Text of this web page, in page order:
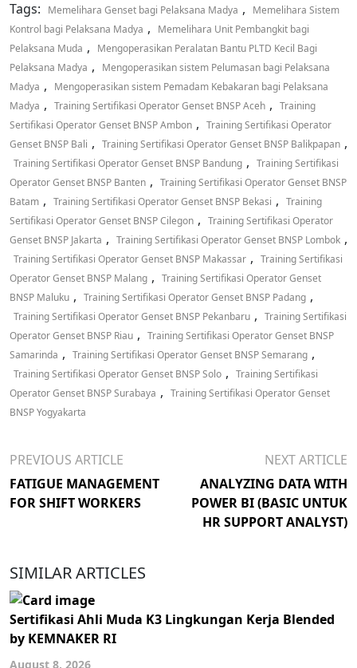
Tags: Memelihara Genset bagi Pelaksana Madya ,
Memelihara Sistem
Kontrol bagi Pelaksana Madya ,
Memelihara Unit Pembangkit bagi
Pelaksana Muda ,
Mengoperasikan Peralatan Bantu PLTD Kecil Bagi
Pelaksana Madya ,
Mengoperasikan sistem Pelumasan bagi Pelaksana
Madya ,
Mengoperasikan sistem Pemadam Kebakaran bagi Pelaksana
Madya , Training Sertifikasi Operator Genset BNSP Aceh , Training
Sertifikasi Operator Genset BNSP Ambon , Training Sertifikasi Operator
Genset BNSP Bali , Training Sertifikasi Operator Genset BNSP Balikpapan ,
Training Sertifikasi Operator Genset BNSP Bandung , Training Sertifikasi
Operator Genset BNSP Banten , Training Sertifikasi Operator Genset BNSP
Batam , Training Sertifikasi Operator Genset BNSP Bekasi , Training
Sertifikasi Operator Genset BNSP Cilegon , Training Sertifikasi Operator
Genset BNSP Jakarta , Training Sertifikasi Operator Genset BNSP Lombok ,
Training Sertifikasi Operator Genset BNSP Makassar , Training Sertifikasi
Operator Genset BNSP Malang , Training Sertifikasi Operator Genset
BNSP Maluku , Training Sertifikasi Operator Genset BNSP Padang ,
Training Sertifikasi Operator Genset BNSP Pekanbaru , Training Sertifikasi
Operator Genset BNSP Riau , Training Sertifikasi Operator Genset BNSP
Samarinda , Training Sertifikasi Operator Genset BNSP Semarang ,
Training Sertifikasi Operator Genset BNSP Solo , Training Sertifikasi
Operator Genset BNSP Surabaya , Training Sertifikasi Operator Genset
BNSP Yogyakarta
PREVIOUS ARTICLE
FATIGUE MANAGEMENT
FOR SHIFT WORKERS
NEXT ARTICLE
ANALYZING DATA WITH
POWER BI (BASIC UNTUK
HR SUPPORT ANALYST)
SIMILAR ARTICLES
Sertifikasi Ahli Muda K3 Lingkungan Kerja Blended
by KEMNAKER RI
August 8, 2026